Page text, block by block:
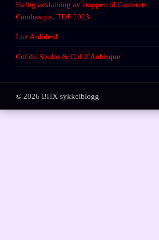
Heftig avslutning av etappen til Cauterets
Cambasque, TDF 2023
Luz Ardiden!
Col du Soulor & Col d`Aubisque
© 2026 BHX sykkelblogg